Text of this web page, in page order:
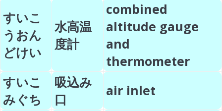
すいこ
うおん
どけい
水高温
度計
combined
altitude gauge
and
thermometer
すいこ
みぐち
吸込み
口
air inlet